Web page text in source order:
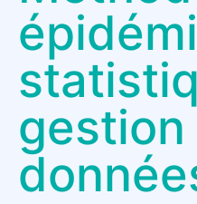
gestion